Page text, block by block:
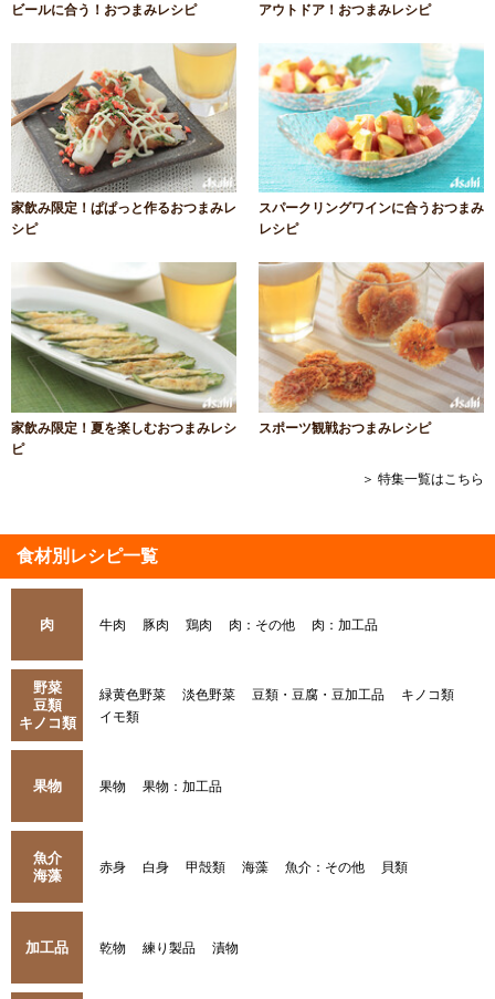
ビールに合う！おつまみレシピ アウトドア！おつまみレシピ
家飲み限定！ぱぱっと作るおつまみレ
シピ
スパークリングワインに合うおつまみ
レシピ
家飲み限定！夏を楽しむおつまみレシ
ピ
スポーツ観戦おつまみレシピ
＞ 特集一覧はこちら
食材別レシピ一覧
肉 牛肉 豚肉 鶏肉 肉：その他 肉：加工品
野菜
豆類
キノコ類
緑黄色野菜 淡色野菜 豆類・豆腐・豆加工品
キノコ類
イモ類
果物 果物 果物：加工品
魚介
海藻
赤身 白身 甲殻類 海藻 魚介：その他 貝類
加工品 乾物 練り製品 漬物